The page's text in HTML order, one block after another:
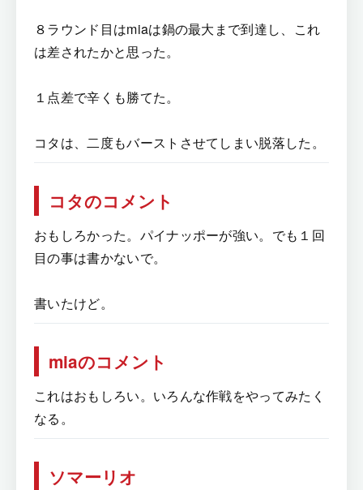
８ラウンド目はmiaは鍋の最大まで到達し、これ
は差されたかと思った。
１点差で辛くも勝てた。
コタは、二度もバーストさせてしまい脱落した。
コタのコメント
おもしろかった。パイナッポーが強い。でも１回
目の事は書かないで。
書いたけど。
miaのコメント
これはおもしろい。いろんな作戦をやってみたく
なる。
ソマーリオ